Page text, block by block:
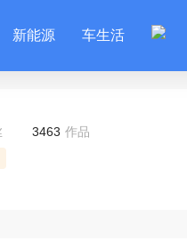
新能源 车生活
3463 作品